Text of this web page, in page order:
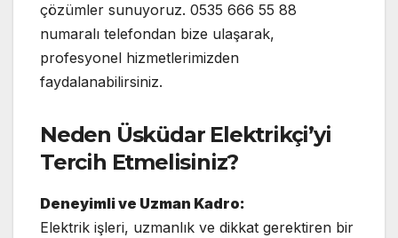
çözümler sunuyoruz. 0535 666 55 88
numaralı telefondan bize ulaşarak,
profesyonel hizmetlerimizden
faydalanabilirsiniz.
Neden Üsküdar Elektrikçi’yi
Tercih Etmelisiniz?
Deneyimli ve Uzman Kadro:
Elektrik işleri, uzmanlık ve dikkat gerektiren bir